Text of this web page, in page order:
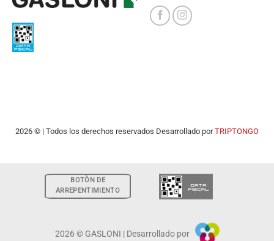
2026 © | Todos los derechos reservados Desarrollado porTRIPTONGO
BOTÒN DE
ARREPENTIMIENTO
2026 © GASLONI | Desarrollado por